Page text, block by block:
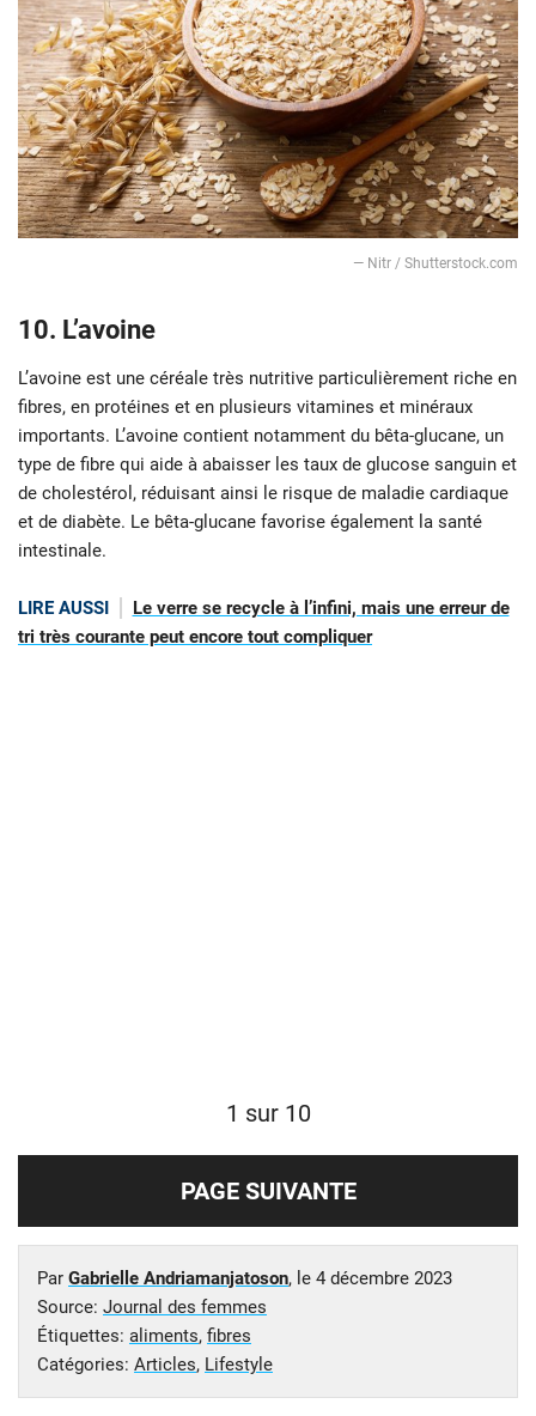
— Nitr / Shutterstock.com
10. L’avoine
L’avoine est une céréale très nutritive particulièrement riche en
fibres, en protéines et en plusieurs vitamines et minéraux
importants. L’avoine contient notamment du bêta-glucane, un
type de fibre qui aide à abaisser les taux de glucose sanguin et
de cholestérol, réduisant ainsi le risque de maladie cardiaque
et de diabète. Le bêta-glucane favorise également la santé
intestinale.
LIRE AUSSI
Le verre se recycle à l’infini, mais une erreur de
tri très courante peut encore tout compliquer
1 sur 10
PAGE SUIVANTE
Par Gabrielle Andriamanjatoson, le 4 décembre 2023
Source: Journal des femmes
Étiquettes: aliments, fibres
Catégories: Articles, Lifestyle